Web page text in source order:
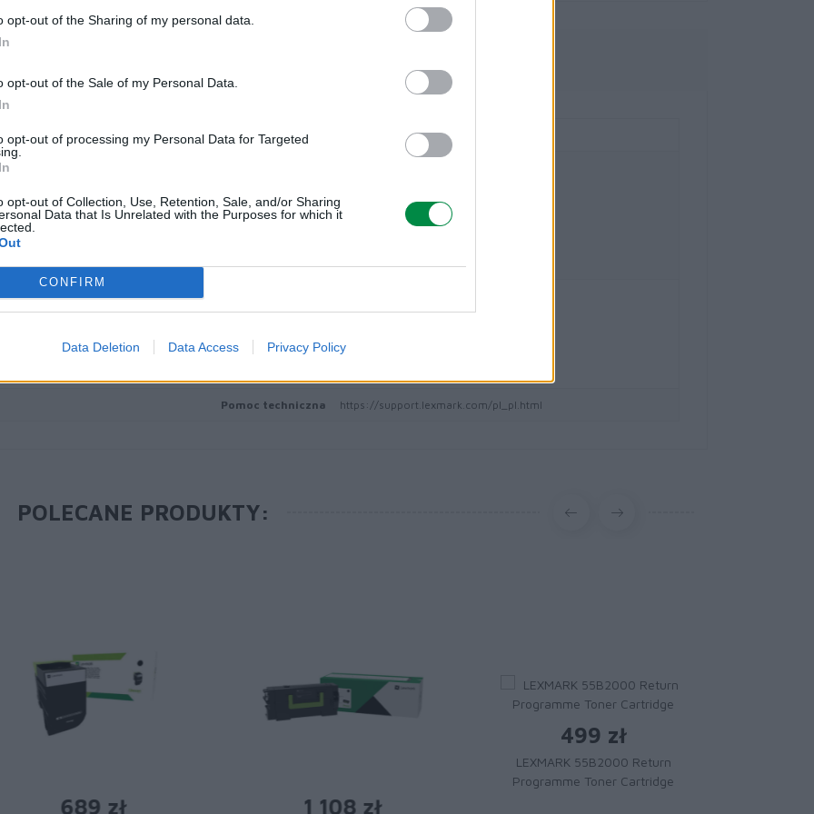
opt-out of the Sharing of my personal data.
opt-out of the Sale of my Personal Data.
opt-out of processing my Personal Data for Targeted
opt-out of Collection, Use, Retention, Sale, and/or Sharing
Data that Is Unrelated with the Purposes for which it
CONFIRM
Data Deletion Data Access Privacy Policy
Kod producenta
Dane producenta
Route de Pre-Bois Case Postale 508 15
CH-1215 Geneve Szwajcaria
lexmark.com
ul. Wołoska 5
info_pl@lexmark.com
Pomoc techniczna https://support.lexmark.com/pl_pl.html
POLECANE PRODUKTY:
689 zł 1 108 zł
499 zł
LEXMARK 55B2000 Return
Programme Toner Cartridge